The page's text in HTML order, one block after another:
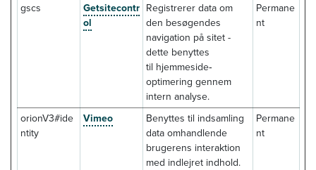
gscs
Getsitecontr
ol
Registrerer data om
den besøgendes
navigation på sitet -
dette benyttes
til hjemmeside‐
optimering gennem
intern analyse.
Permane
nt
orionV3#ide
ntity
Vimeo
Benyttes til indsamling
data omhandlende
brugerens interaktion
med indlejret indhold.
Permane
nt